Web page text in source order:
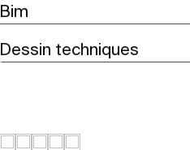
Bim
Dessin techniques